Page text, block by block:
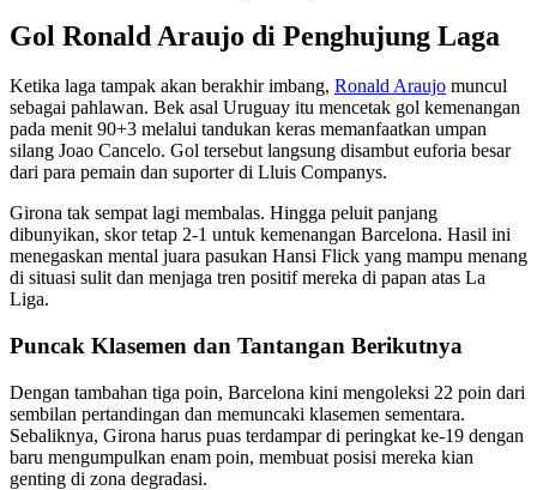
Gol Ronald Araujo di Penghujung Laga
Ketika laga tampak akan berakhir imbang, Ronald Araujo muncul
sebagai pahlawan. Bek asal Uruguay itu mencetak gol kemenangan
pada menit 90+3 melalui tandukan keras memanfaatkan umpan
silang Joao Cancelo. Gol tersebut langsung disambut euforia besar
dari para pemain dan suporter di Lluis Companys.
Girona tak sempat lagi membalas. Hingga peluit panjang
dibunyikan, skor tetap 2-1 untuk kemenangan Barcelona. Hasil ini
menegaskan mental juara pasukan Hansi Flick yang mampu menang
di situasi sulit dan menjaga tren positif mereka di papan atas La
Liga.
Puncak Klasemen dan Tantangan Berikutnya
Dengan tambahan tiga poin, Barcelona kini mengoleksi 22 poin dari
sembilan pertandingan dan memuncaki klasemen sementara.
Sebaliknya, Girona harus puas terdampar di peringkat ke-19 dengan
baru mengumpulkan enam poin, membuat posisi mereka kian
genting di zona degradasi.